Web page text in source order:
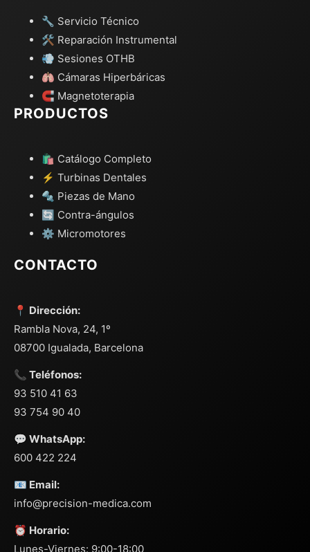
🔧 Servicio Técnico
🛠️ Reparación Instrumental
💨 Sesiones OTHB
🫁 Cámaras Hiperbáricas
🧲 Magnetoterapia
PRODUCTOS
🛍️ Catálogo Completo
⚡ Turbinas Dentales
🔩 Piezas de Mano
🔄 Contra-ángulos
⚙️ Micromotores
CONTACTO
📍 Dirección:
Rambla Nova, 24, 1º
08700 Igualada, Barcelona
📞 Teléfonos:
93 510 41 63
93 754 90 40
💬 WhatsApp:
600 422 224
📧 Email:
info@precision-medica.com
⏰ Horario:
Lunes-Viernes: 9:00-18:00